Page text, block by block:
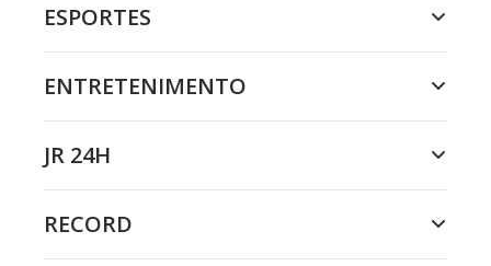
ESPORTES
ENTRETENIMENTO
JR 24H
RECORD